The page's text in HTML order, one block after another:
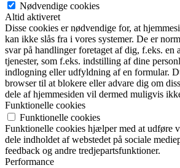
Nødvendige cookies
Altid aktiveret
Disse cookies er nødvendige for, at
kan ikke slås fra i vores systemer. De er
svar på handlinger foretaget af dig, f.eks. en
tjenester, som f.eks. indstilling af dine
indlogning eller udfyldning af en formular.
browser til at blokere eller advare dig om
dele af hjemmesiden vil dermed muligvis
Funktionelle cookies
Funktionelle cookies
Funktionelle cookies hjælper med at udføre
dele indholdet af webstedet på sociale
feedback og andre tredjepartsfunktioner.
Performance